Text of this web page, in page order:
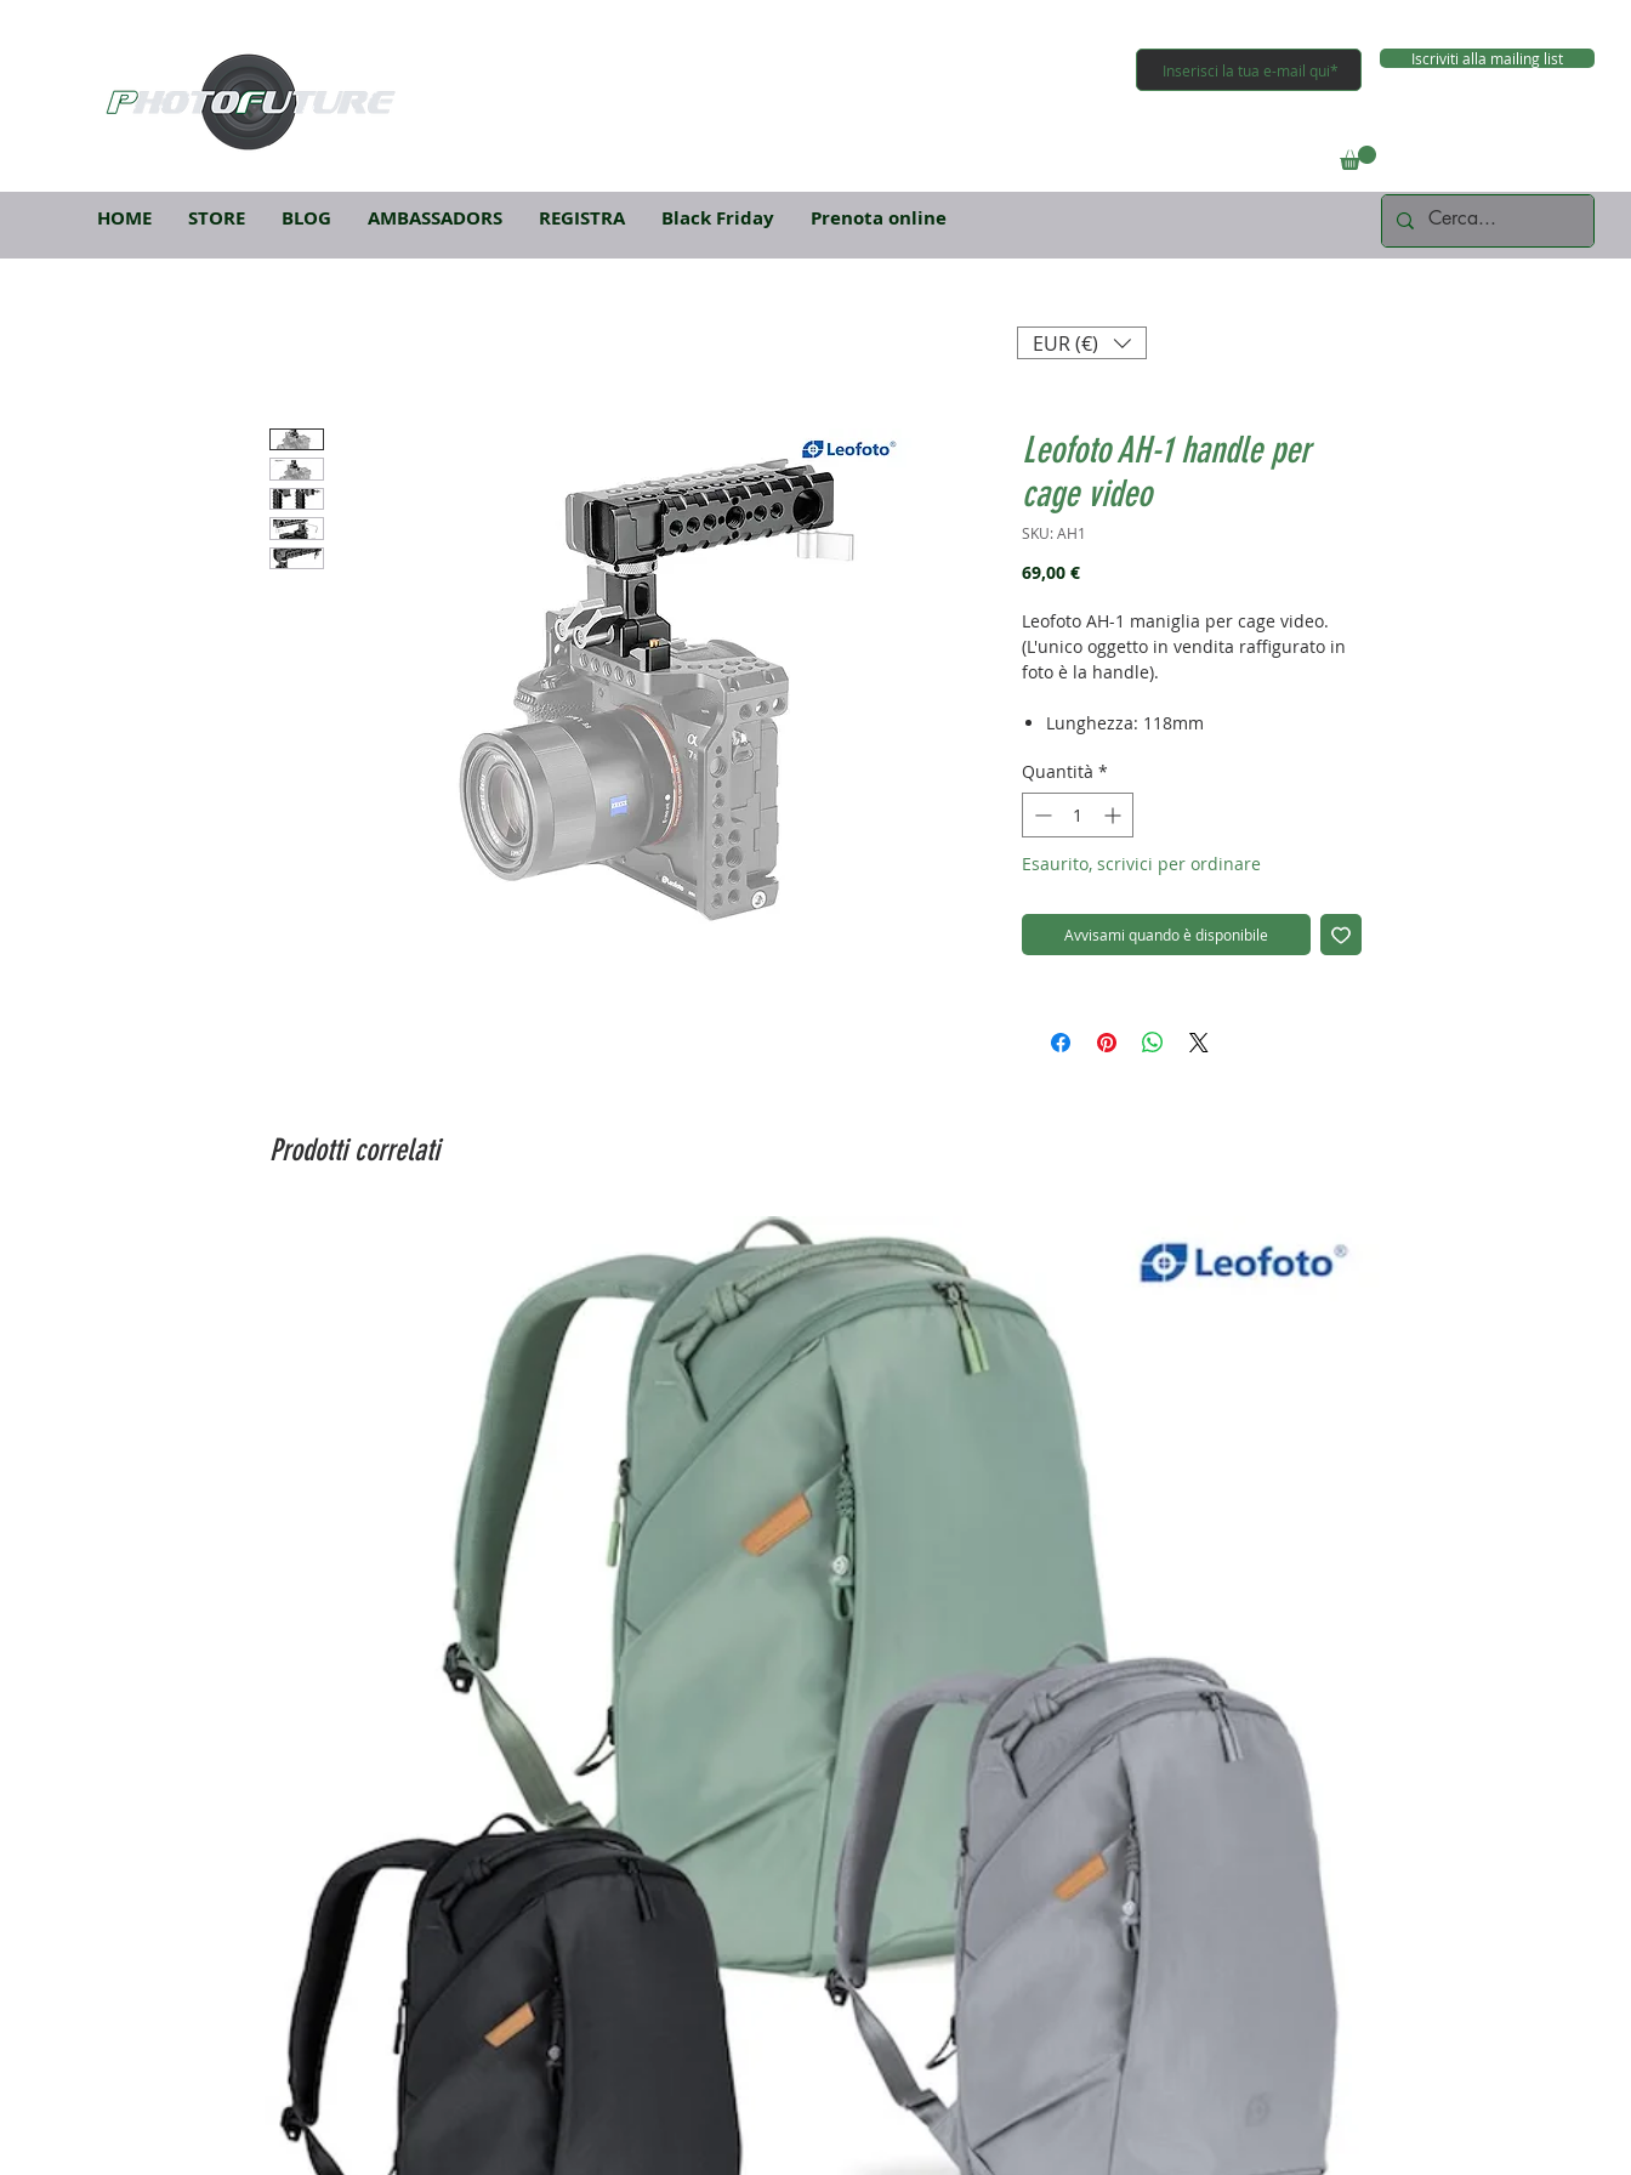
HOME STORE BLOG AMBASSADORS REGISTRA Black Friday Prenota online
Iscriviti alla mailing list
Leofoto AH-1 handle per
cage video
SKU: AH1
69,00 €Prezzo
Leofoto AH-1 maniglia per cage video.
(L'unico oggetto in vendita raffigurato in
foto è la handle).
Lunghezza: 118mm
Altezza: 72mm
Peso:166g
Attacco: 1/4"
Quantità *
Esaurito, scrivici per ordinare
Avvisami quando è disponibile
EUR (€)
Prodotti correlati